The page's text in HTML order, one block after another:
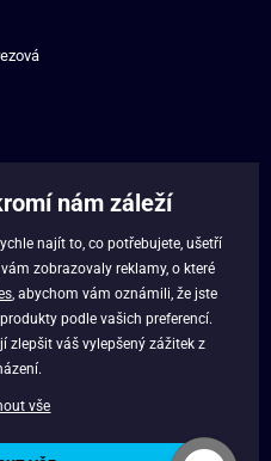
nám záleží
najít to, co potřebujete, ušetří
zobrazovaly reklamy, o které
, abychom vám oznámili, že jste
podle vašich preferencí.
zlepšit váš vylepšený zážitek z
vše